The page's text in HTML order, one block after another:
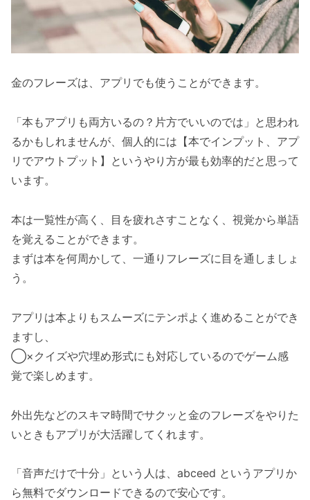
金のフレーズは、アプリでも使うことができます。
「本もアプリも両方いるの？片方でいいのでは」と思われ
るかもしれませんが、個人的には【本でインプット、アプ
リでアウトプット】というやり方が最も効率的だと思って
います。
本は一覧性が高く、目を疲れさすことなく、視覚から単語
を覚えることができます。
まずは本を何周かして、一通りフレーズに目を通しましょ
う。
アプリは本よりもスムーズにテンポよく進めることができ
ますし、
◯×クイズや穴埋め形式にも対応しているのでゲーム感
覚で楽しめます。
外出先などのスキマ時間でサクッと金のフレーズをやりた
いときもアプリが大活躍してくれます。
「音声だけで十分」という人は、abceed というアプリか
ら無料でダウンロードできるので安心です。